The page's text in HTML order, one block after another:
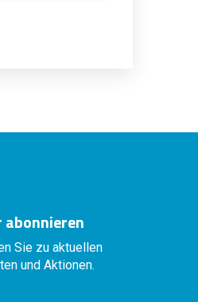
Sie zu aktuellen
und Aktionen.